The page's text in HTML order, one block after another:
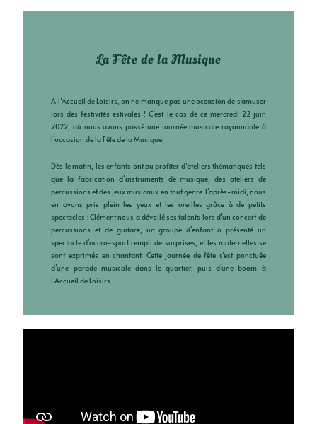
La Fête de la Musique
A l’Accueil de Loisirs, on ne manque pas une occasion de s’amuser
lors des festivités estivales ! C’est le cas de ce mercredi 22 juin
2022, où nous avons passé une journée musicale rayonnante à
l’occasion de la Fête de la Musique.
Dès le matin, les enfants ont pu profiter d’ateliers thématiques tels
que la fabrication d’instruments de musique, des ateliers de
percussions et des jeux musicaux en tout genre. L’après-midi, nous
en avons pris plein les yeux et les oreilles grâce à de petits
spectacles : Clément nous a dévoilé ses talents lors d’un concert de
percussions et de guitare, un groupe d’enfant a présenté un
spectacle d’accro-sport rempli de surprises, et les maternelles se
sont exprimés en chantant. Cette journée de fête s’est ponctuée
d’une parade musicale dans le quartier, puis d’une boom à
l’Accueil de Loisirs.